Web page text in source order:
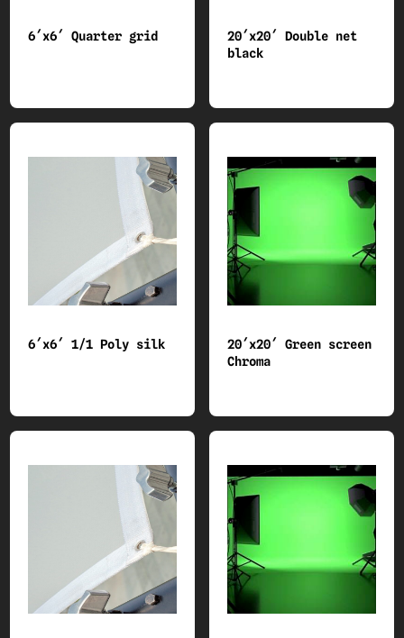
6´x6´ Quarter grid
20´x20´ Double net
black
6´x6´ 1/1 Poly silk
20´x20´ Green screen
Chroma